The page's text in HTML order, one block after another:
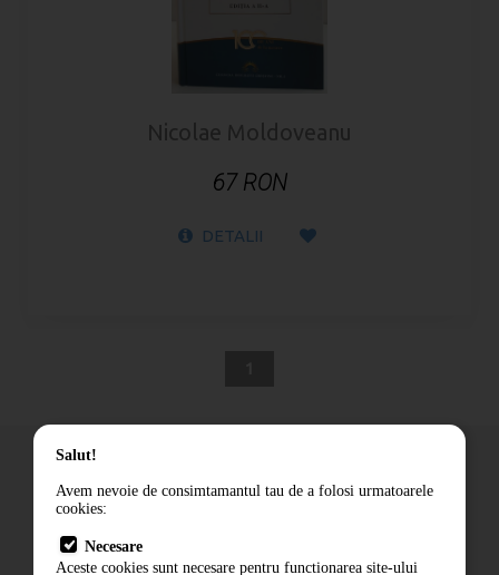
Nicolae Moldoveanu
67 RON
DETALII
Cum comand
Livrare
Salut!
Avem nevoie de consimtamantul tau de a folosi urmatoarele
cookies:
Necesare
Aceste cookies sunt necesare pentru functionarea site-ului